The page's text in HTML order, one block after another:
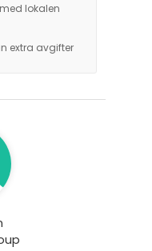
lokalen
extra avgifter